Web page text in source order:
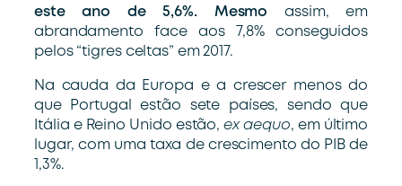
este ano de 5,6%. Mesmo assim, em
abrandamento face aos 7,8% conseguidos
pelos “tigres celtas” em 2017.
Na cauda da Europa e a crescer menos do
que Portugal estão sete países, sendo que
Itália e Reino Unido estão,ex aequo, em último
lugar, com uma taxa de crescimento do PIB de
1,3%.